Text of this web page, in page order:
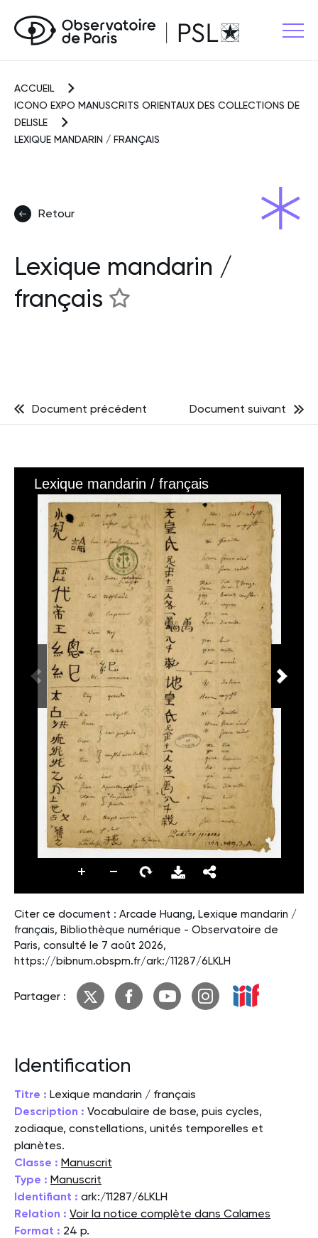
ACCUEIL
ICONO EXPO MANUSCRITS ORIENTAUX DES COLLECTIONS DE
DELISLE
LEXIQUE MANDARIN / FRANÇAIS
Retour
Lexique mandarin /
français
Document précédent Document suivant
Lexique mandarin / français
Citer ce document : Arcade Huang, Lexique mandarin /
français, Bibliothèque numérique - Observatoire de
Paris, consulté le 7 août 2026,
https://bibnum.obspm.fr/ark:/11287/6LKLH
Partager :
Identification
Titre : Lexique mandarin / français
Description : Vocabulaire de base, puis cycles,
zodiaque, constellations, unités temporelles et
planètes.
Classe : Manuscrit
Type : Manuscrit
Identifiant : ark:/11287/6LKLH
Relation : Voir la notice complète dans Calames
Format : 24 p.